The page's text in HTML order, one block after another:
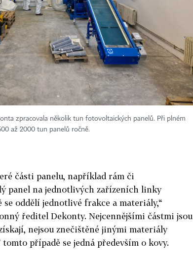
zpracovala několik tun fotovoltaických panelů. Při plném
až 2000 tun panelů ročně.
části panelu, například rám či
panel na jednotlivých zařízeních linky
se oddělí jednotlivé frakce a materiály,“
ředitel Dekonty. Nejcennějšími částmi jsou
nejsou znečištěné jinými materiály
tomto případě se jedná především o kovy.